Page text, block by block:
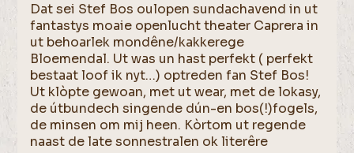
Dat sei Stef Bos oulopen sundachavend in ut
fantastys moaie openlucht theater Caprera in
ut behoarlek mondêne/kakkerege
Bloemendal. Ut was un hast perfekt ( perfekt
bestaat loof ik nyt…) optreden fan Stef Bos!
Ut klòpte gewoan, met ut wear, met de lokasy,
de útbundech singende dún-en bos(!)fogels,
de minsen om mij heen. Kòrtom ut regende
naast de late sonnestralen ok literêre